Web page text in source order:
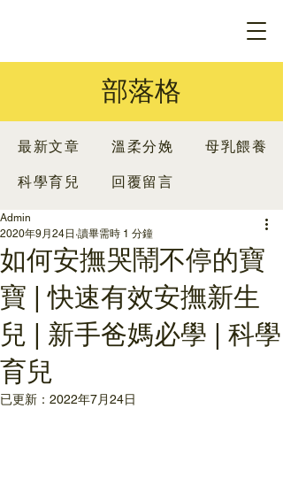
部落格
最新文章
科學育兒
溫柔分娩 母乳餵養
回覆留言
如何安撫哭鬧不停的寶
寶 | 快速有效安撫新生
兒 | 新手爸媽必學 | 科學
育兒
Admin
2020年9月24日 讀畢需時 1 分鐘
已更新： 2022年7月24日